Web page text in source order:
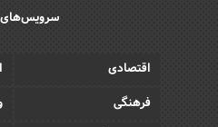
اقتصادی
فرهنگی